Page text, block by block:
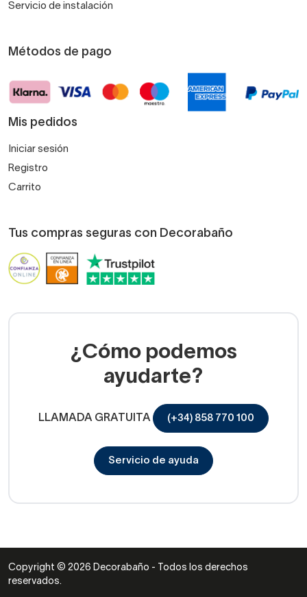
Servicio de instalación
Métodos de pago
Mis pedidos
Iniciar sesión
Registro
Carrito
Tus compras seguras con Decorabaño
¿Cómo podemos
ayudarte?
LLAMADA GRATUITA (+34) 858 770 100
Servicio de ayuda
Copyright © 2026 Decorabaño - Todos los derechos
reservados.